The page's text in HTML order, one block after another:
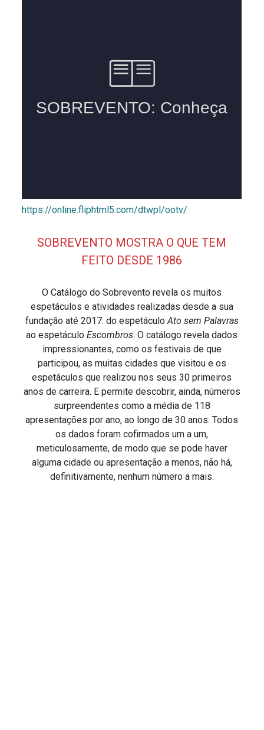
https://online.fliphtml5.com/dtwpl/ootv/
SOBREVENTO MOSTRA O QUE TEM
FEITO DESDE 1986
O Catálogo do Sobrevento revela os muitos
espetáculos e atividades realizadas desde a sua
fundação até 2017: do espetáculoAto sem Palavras
ao espetáculoEscombros. O catálogo revela dados
impressionantes, como os festivais de que
participou, as muitas cidades que visitou e os
espetáculos que realizou nos seus 30 primeiros
anos de carreira. E permite descobrir, ainda, números
surpreendentes como a média de 118
apresentações por ano, ao longo de 30 anos. Todos
os dados foram cofirmados um a um,
meticulosamente, de modo que se pode haver
alguma cidade ou apresentação a menos, não há,
definitivamente, nenhum número a mais.